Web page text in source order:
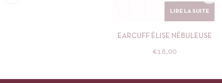
LIRE LA SUITE
EARCUFF ÉLISE NÉBULEUSE
€18,00